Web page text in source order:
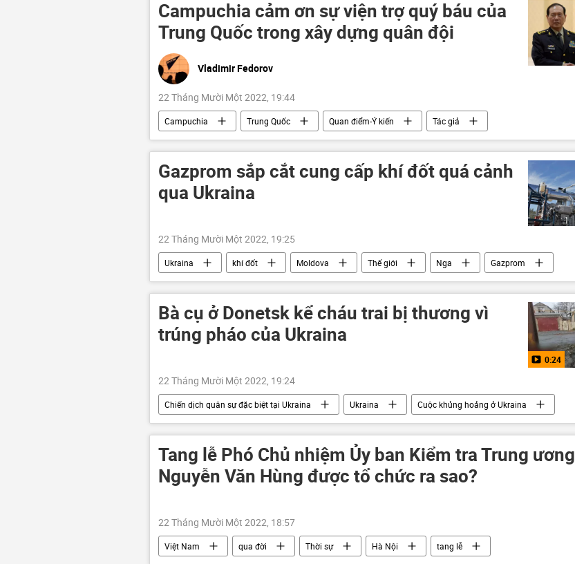
Campuchia cảm ơn sự viện trợ quý báu của
Trung Quốc trong xây dựng quân đội
Vladimir Fedorov
22 Tháng Mười Một 2022, 19:44
Campuchia Trung Quốc Quan điểm-Ý kiến
Tác giả
hợp tác quốc phòng
quan hệ Hoa Kỳ Chính trị
Gazprom sắp cắt cung cấp khí đốt quá cảnh
qua Ukraina
22 Tháng Mười Một 2022, 19:25
Ukraina khí đốt Moldova Thế giới Nga
Gazprom
Kinh tế
Bà cụ ở Donetsk kể cháu trai bị thương vì
trúng pháo của Ukraina
0:24
22 Tháng Mười Một 2022, 19:24
Chiến dịch quân sự đặc biệt tại Ukraina Ukraina
Cuộc khủng hoảng ở Ukraina
Video
Video từ Ukraina
DNR
Sáp nhập DNR, LNR, Zaporozhye và Kherson vào Nga
LNR Donbass
Tang lễ Phó Chủ nhiệm Ủy ban Kiểm tra Trung ương
Nguyễn Văn Hùng được tổ chức ra sao?
22 Tháng Mười Một 2022, 18:57
Việt Nam qua đời Thời sự Hà Nội tang lễ